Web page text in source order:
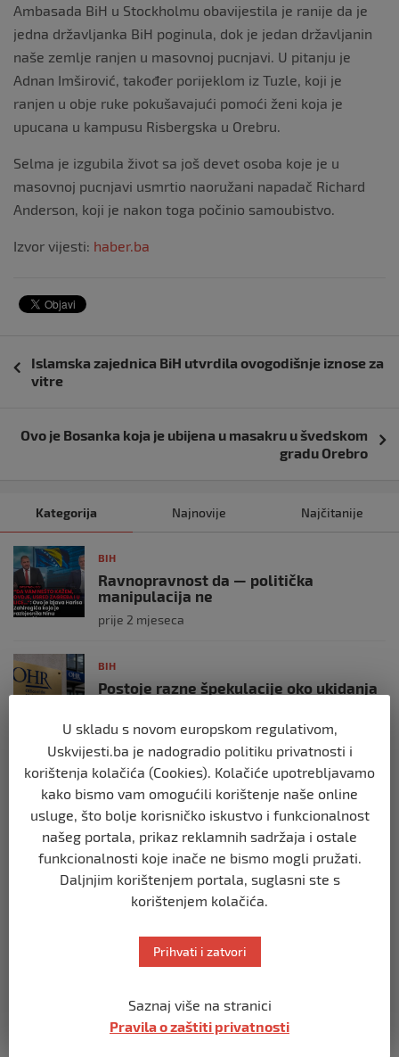
Ambasada BiH u Stockholmu obavijestila je ranije da je
jedna državljanka BiH poginula, dok je jedan državljanin
naše zemlje ranjen u masovnoj pucnjavi. U pitanju je
Adnan Imširović, također porijeklom iz Tuzle, koji je
ranjen u obje ruke pokušavajući pomoći ženi koja je
upucana u kampusu Risbergska u Orebru.
Selma je izgubila život sa još devet osoba koje je u
masovnoj pucnjavi usmrtio naoružani napadač Richard
Anderson, koji je nakon toga počinio samoubistvo.
Izvor vijesti: haber.ba
objava
Islamska zajednica BiH utvrdila ovogodišnje iznose za
vitre
Ovo je Bosanka koja je ubijena u masakru u švedskom
gradu Orebro
Kategorija Najnovije Najčitanije
BIH
Ravnopravnost da — politička
manipulacija ne
prije 2 mjeseca
BIH
Postoje razne špekulacije oko ukidanja
prije 3 mjeseca
BIH
Zašto Bakir Izetbegović trenutno ima
najveće šanse za povratak u
Predsjedništvo BiH
prije 3 mjeseca
unutrašnjih poslova
prije 5 mjeseci
Akcija SIPA-e: Pretresaju se stambeni i
U skladu s novom europskom regulativom,
Uskvijesti.ba je nadogradio politiku privatnosti i
korištenja kolačića (Cookies). Kolačiće upotrebljavamo
kako bismo vam omogućili korištenje naše online
usluge, što bolje korisničko iskustvo i funkcionalnost
našeg portala, prikaz reklamnih sadržaja i ostale
funkcionalnosti koje inače ne bismo mogli pružati.
Daljnjim korištenjem portala, suglasni ste s
korištenjem kolačića.
Prihvati i zatvori
Saznaj više na stranici
Pravila o zaštiti privatnosti